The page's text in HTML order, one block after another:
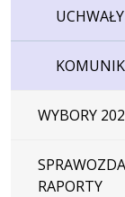
WYBORY
RAPORTY